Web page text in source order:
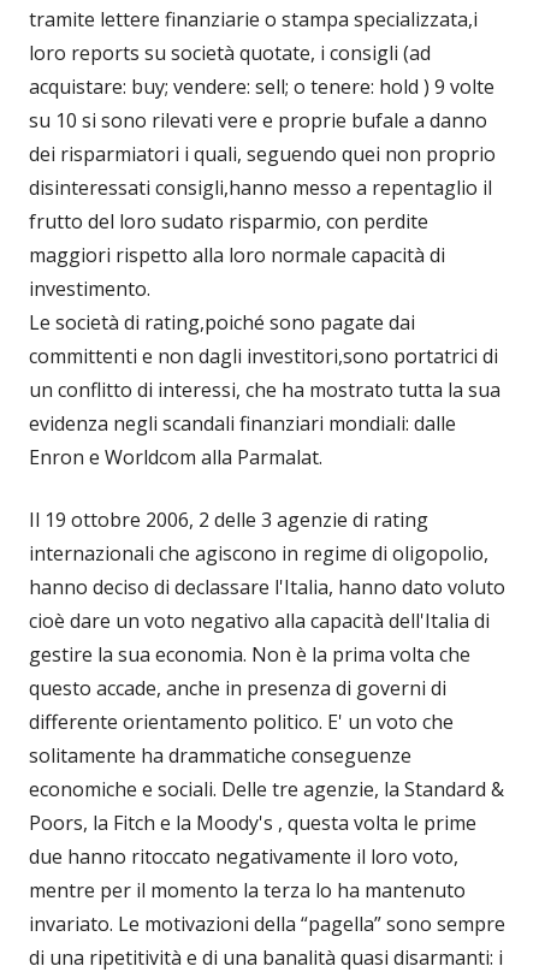
tramite lettere finanziarie o stampa specializzata,i
loro reports su società quotate, i consigli (ad
acquistare: buy; vendere: sell; o tenere: hold ) 9 volte
su 10 si sono rilevati vere e proprie bufale a danno
dei risparmiatori i quali, seguendo quei non proprio
disinteressati consigli,hanno messo a repentaglio il
frutto del loro sudato risparmio, con perdite
maggiori rispetto alla loro normale capacità di
investimento.
Le società di rating,poiché sono pagate dai
committenti e non dagli investitori,sono portatrici di
un conflitto di interessi, che ha mostrato tutta la sua
evidenza negli scandali finanziari mondiali: dalle
Enron e Worldcom alla Parmalat.
Il 19 ottobre 2006, 2 delle 3 agenzie di rating
internazionali che agiscono in regime di oligopolio,
hanno deciso di declassare l'Italia, hanno dato voluto
cioè dare un voto negativo alla capacità dell'Italia di
gestire la sua economia. Non è la prima volta che
questo accade, anche in presenza di governi di
differente orientamento politico. E' un voto che
solitamente ha drammatiche conseguenze
economiche e sociali. Delle tre agenzie, la Standard &
Poors, la Fitch e la Moody's , questa volta le prime
due hanno ritoccato negativamente il loro voto,
mentre per il momento la terza lo ha mantenuto
invariato. Le motivazioni della “pagella” sono sempre
di una ripetitività e di una banalità quasi disarmanti: i